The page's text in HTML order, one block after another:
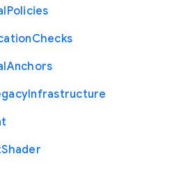
Policies
Checks
Anchors
Infrastructure
Shader